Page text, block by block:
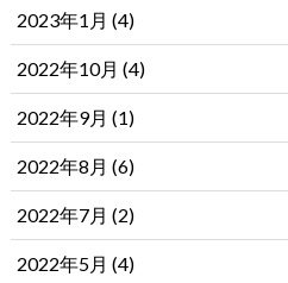
2023年1月 (4)
2022年10月 (4)
2022年9月 (1)
2022年8月 (6)
2022年7月 (2)
2022年5月 (4)